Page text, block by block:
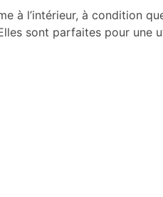
à l’intérieur, à condition
sont parfaites pour une